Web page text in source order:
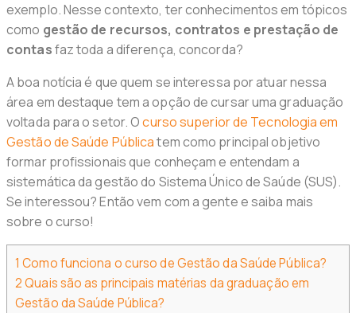
exemplo. Nesse contexto, ter conhecimentos em tópicos
como gestão de recursos, contratos e prestação de
contasfaz toda a diferença, concorda?
A boa notícia é que quem se interessa por atuar nessa
área em destaque tem a opção de cursar uma graduação
voltada para o setor. Ocurso superior de Tecnologia em
Gestão de Saúde Públicatem como principal objetivo
formar profissionais que conheçam e entendam a
sistemática da gestão do Sistema Único de Saúde (SUS).
Se interessou? Então vem com a gente e saiba mais
sobre o curso!
1 Como funciona o curso de Gestão da Saúde Pública?
2Quais são as principais matérias da graduação em
Gestão da Saúde Pública?